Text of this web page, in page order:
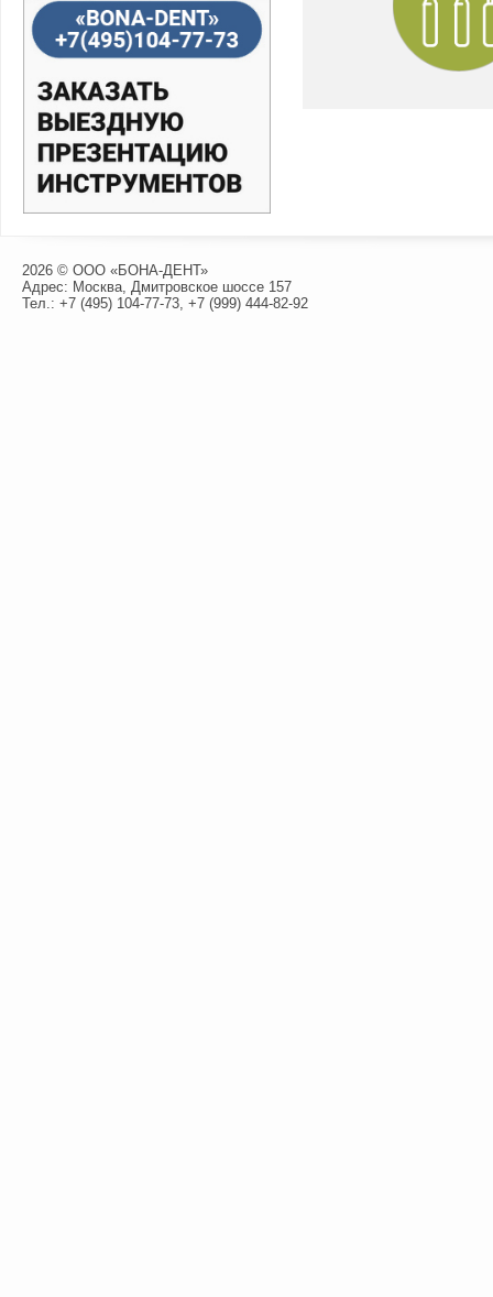
2026 © ООО «БОНА-ДЕНТ»
Адрес: Москва, Дмитровское шоссе 157
Тел.: +7 (495) 104-77-73, +7 (999) 444-82-92